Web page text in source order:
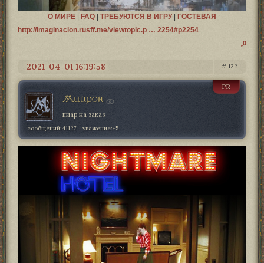
О МИРЕ | FAQ | ТРЕБУЮТСЯ В ИГРУ| ГОСТЕВАЯ
http://imaginacion.rusff.me/viewtopic.p … 2254#p2254
0
122
2021-04-01 16:19:58
Мийрон
PR
пиар на заказ
сообщений:41127 уважение:+5